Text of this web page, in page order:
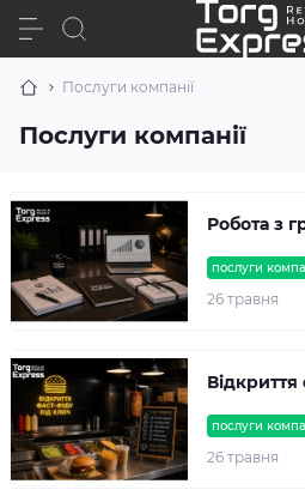
Послуги компанії
Послуги компанії
послуги
26 травня
Робота з
послуги
26 травня